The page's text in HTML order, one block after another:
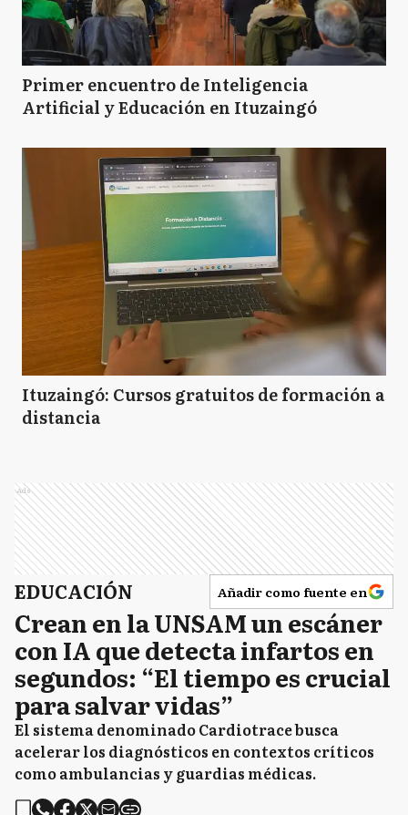
Primer encuentro de Inteligencia
Artificial y Educación en Ituzaingó
Ituzaingó: Cursos gratuitos de formación a
distancia
Ads
EDUCACIÓN Añadir como fuente en
Crean en la UNSAM un escáner
con IA que detecta infartos en
segundos: “El tiempo es crucial
para salvar vidas”
El sistema denominado Cardiotrace busca
acelerar los diagnósticos en contextos críticos
como ambulancias y guardias médicas.